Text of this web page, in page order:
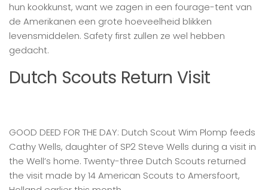
hun kookkunst, want we zagen in een fourage-tent van
de Amerikanen een grote hoeveelheid blikken
levensmiddelen. Safety first zullen ze wel hebben
gedacht.
Dutch Scouts Return Visit
GOOD DEED FOR THE DAY: Dutch Scout Wim Plomp feeds
Cathy Wells, daughter of SP2 Steve Wells during a visit in
the Well’s home. Twenty-three Dutch Scouts returned
the visit made by 14 American Scouts to Amersfoort,